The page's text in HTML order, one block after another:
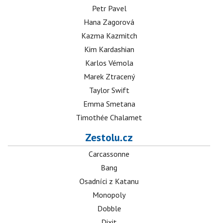
Petr Pavel
Hana Zagorová
Kazma Kazmitch
Kim Kardashian
Karlos Vémola
Marek Ztracený
Taylor Swift
Emma Smetana
Timothée Chalamet
Zestolu.cz
Carcassonne
Bang
Osadníci z Katanu
Monopoly
Dobble